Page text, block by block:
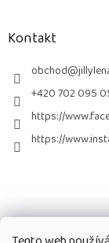
Kontakt
obchod@
+420 702 095
https://
https://